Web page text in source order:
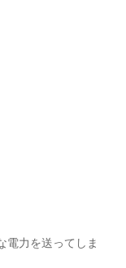
電力を送ってしま